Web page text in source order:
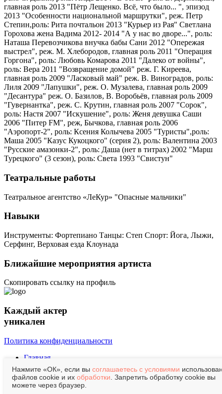
Нажмите «ОК», если вы соглашаетесь с условиями
файлов cookie и их обработки . Запретить обработку cookie вы
можете через браузер.
главная роль 2013 "Пётр Лещенко. Всё, что было... ", эпизод
2013 "Особенности национальной маршрутки", реж. Петр
Степин,роль: Рита почтальон 2013 "Курьер из Рая" Светлана
Горохова жена Вадима 2012- 2014 "А у нас во дворе...", роль:
Наташа Перевозчикова внучка бабы Сани 2012 "Опережая
выстрел", реж. М. Хлебородов, главная роль 2011 "Операция
Горгона", роль: Любовь Комарова 2011 "Далеко от войны",
роль: Вера 2011 "Возвращение домой" реж. Г. Киреева,
главная роль 2009 "Ласковый май" реж. В. Виноградов, роль:
Лиля 2009 "Лапушки", реж. О. Музалева, главная роль 2009
"Десантура" реж. О. Базилов, В. Воробьёв, главная роль 2009
"Гувернантка", реж. С. Крутин, главная роль 2007 "Сорок",
роль: Настя 2007 "Искушение", роль: Женя девушка Саши
2006 "Питер FM", реж, Бычкова, главная роль 2006
"Аэропорт-2", роль: Ксения Колычева 2005 "Туристы",роль:
Маша 2005 "Казус Кукоцкого" (серия 2), роль: Валентина 2003
"Русские амазонки-2", роль: Даша (нет в титрах) 2002 "Марш
Турецкого" (3 сезон), роль: Света 1993 "Свистун"
Театральные работы
Театральное агентство «ЛеКур» "Опасные мальчики"
Навыки
Инструменты: Фортепиано Танцы: Степ Спорт: Йога, Лыжи,
Серфинг, Верховая езда Клоунада
Ближайшие мероприятия артиста
Скопировать ссылку на профиль
Каждый актер
уникален
Политика конфиденциальности
Главная
О нас
Контакты
Афиша